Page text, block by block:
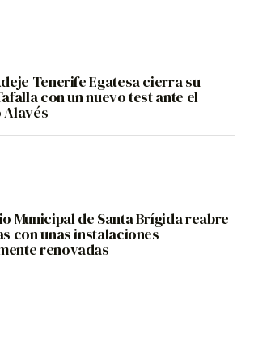
Tenerife Egatesa cierra su
con un nuevo test ante el
Municipal de Santa Brígida reabre
con unas instalaciones
renovadas